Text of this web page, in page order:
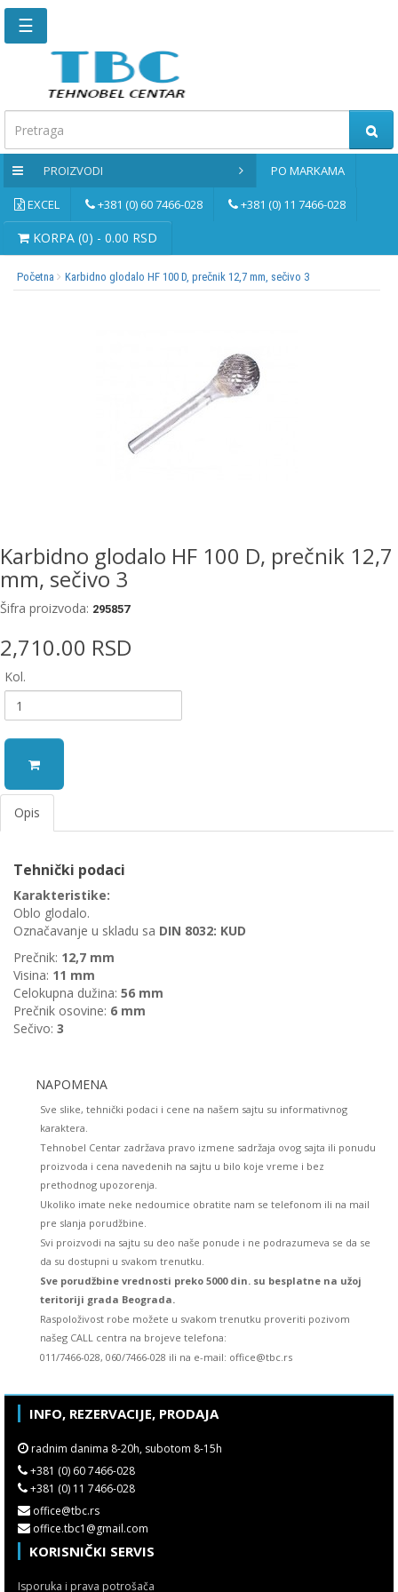
Glavna
Kontaktirajte
nas
Po
markama
PROIZVODI
Bernardo
Pribor
za
zavarivanje
Alati
i
radionica
☰
PROIZVODI PO MARKAMA
EXCEL +381 (0) 60 7466-028 +381 (0) 11 7466-028
KORPA (0) - 0.00 RSD
Početna Karbidno glodalo HF 100 D, prečnik 12,7 mm, sečivo 3
Karbidno glodalo HF 100 D, prečnik 12,7
mm, sečivo 3
Šifra proizvoda: 295857
2,710.00 RSD
Kol.
Opis
Tehnički podaci
Karakteristike:
Oblo glodalo.
Označavanje u skladu sa DIN 8032: KUD
Prečnik: 12,7 mm
Visina: 11 mm
Celokupna dužina: 56 mm
Prečnik osovine: 6 mm
Sečivo: 3
NAPOMENA
Sve slike, tehnički podaci i cene na našem sajtu su informativnog
karaktera.
Tehnobel Centar zadržava pravo izmene sadržaja ovog sajta ili ponudu
proizvoda i cena navedenih na sajtu u bilo koje vreme i bez
prethodnog upozorenja.
Ukoliko imate neke nedoumice obratite nam se telefonom ili na mail
pre slanja porudžbine.
Svi proizvodi na sajtu su deo naše ponude i ne podrazumeva se da se
da su dostupni u svakom trenutku.
Sve porudžbine vrednosti preko 5000 din. su besplatne na užoj
teritoriji grada Beograda.
Raspoloživost robe možete u svakom trenutku proveriti pozivom
našeg CALL centra na brojeve telefona:
011/7466-028, 060/7466-028 ili na e-mail: office@tbc.rs
INFO, REZERVACIJE, PRODAJA
radnim danima 8-20h, subotom 8-15h
+381 (0) 60 7466-028
+381 (0) 11 7466-028
office@tbc.rs
office.tbc1@gmail.com
KORISNIČKI SERVIS
Isporuka i prava potrošača